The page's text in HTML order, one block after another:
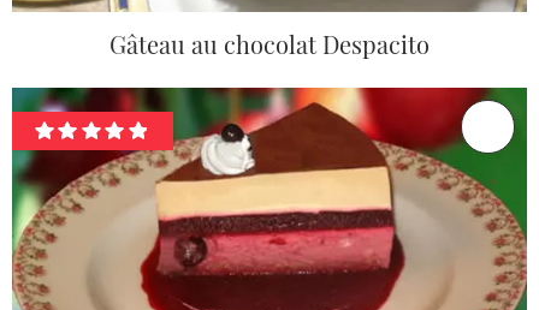
Gâteau au chocolat Despacito